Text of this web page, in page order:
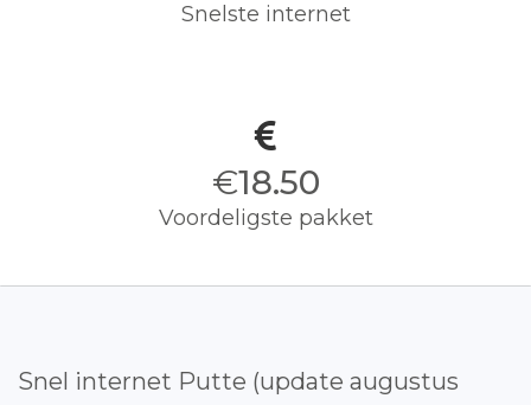
Snelste internet
€18.50
Voordeligste pakket
Snel internet Putte (update augustus